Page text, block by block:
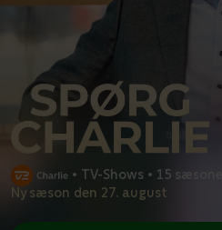
• TV-Shows • 15 sæsoner
Ny sæson den 27. august